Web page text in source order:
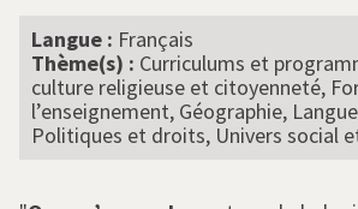
Langue : Français
Thème(s) : Curriculums et
culture religieuse et citoyenneté,
l’enseignement, Géographie,
Politiques et droits, Univers social